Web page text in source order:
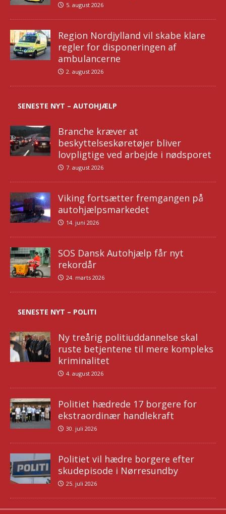
5. august 2026
Region Nordjylland vil skabe klare
regler for disponeringen af
ambulancerne
2. august 2026
SENESTE NYT – AUTOHJÆLP
Branche kræver at
beskyttelseskøretøjer bliver
lovpligtige ved arbejde i nødsporet
7. august 2026
Viking fortsætter fremgangen på
autohjælpsmarkedet
14. juni 2026
SOS Dansk Autohjælp får nyt
rekordår
24. marts 2026
SENESTE NYT – POLITI
Ny treårig politiuddannelse skal
ruste betjentene til mere kompleks
kriminalitet
4. august 2026
Politiet hædrede 17 borgere for
ekstraordinær handlekraft
30. juli 2026
Politiet vil hædre borgere efter
skudepisode i Nørresundby
25. juli 2026